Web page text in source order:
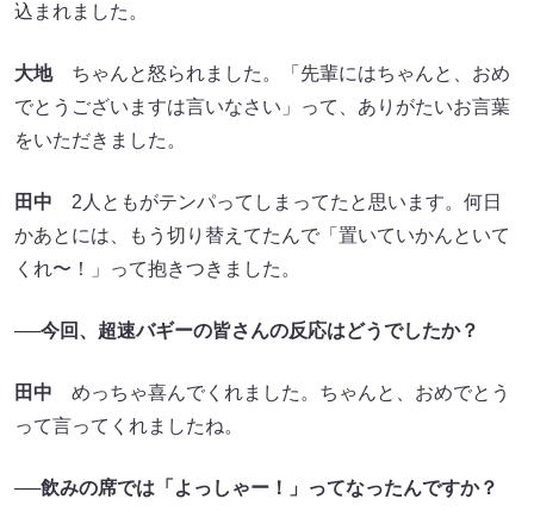
込まれました。
大地ちゃんと怒られました。「先輩にはちゃんと、おめ
でとうございますは言いなさい」って、ありがたいお言葉
をいただきました。
田中 2人ともがテンパってしまってたと思います。何日
かあとには、もう切り替えてたんで「置いていかんといて
くれ〜！」って抱きつきました。
──今回、超速バギーの皆さんの反応はどうでしたか？
田中 めっちゃ喜んでくれました。ちゃんと、おめでとう
って言ってくれましたね。
──飲みの席では「よっしゃー！」ってなったんですか？